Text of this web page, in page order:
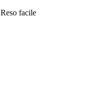
Reso facile